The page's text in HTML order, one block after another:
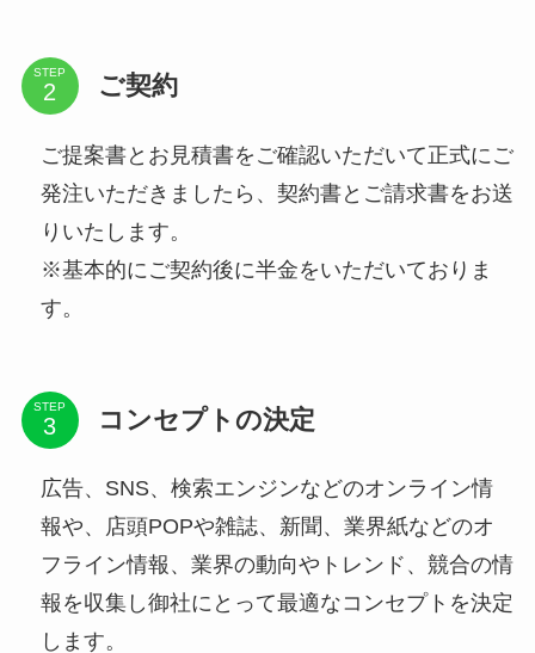
STEP ご契約
ご提案書とお見積書をご確認いただいて正式にご
発注いただきましたら、契約書とご請求書をお送
りいたします。
※基本的にご契約後に半金をいただいておりま
す。
STEP コンセプトの決定
広告、SNS、検索エンジンなどのオンライン情
報や、店頭POPや雑誌、新聞、業界紙などのオ
フライン情報、業界の動向やトレンド、競合の情
報を収集し御社にとって最適なコンセプトを決定
します。